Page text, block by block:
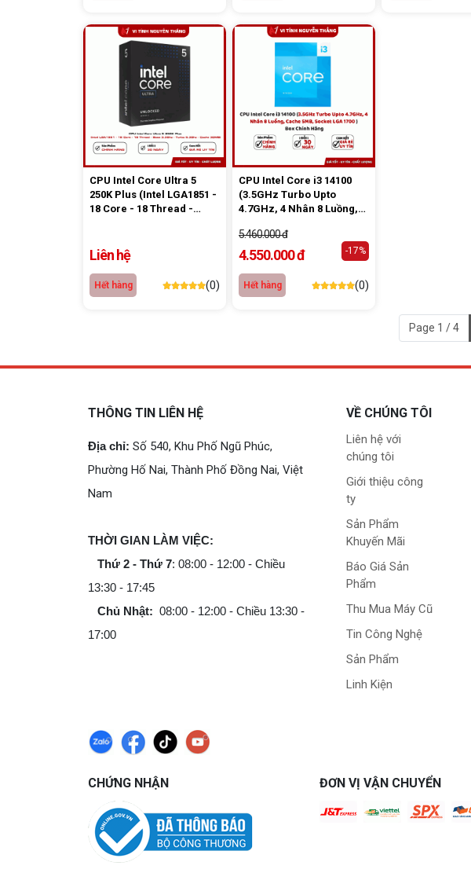
CPU Intel Core Ultra 5
250K Plus (Intel LGA1851 -
18 Core - 18 Thread -
Liên hệ
Hết hàng (0)
CPU Intel Core i3 14100
(3.5GHz Turbo Upto
4.7GHz, 4 Nhân 8 Luồng,
1700 ) Box Chính Hãng
5.460.000 đ
4.550.000 đ -17%
Hết hàng (0)
Page 1 / 4
THÔNG TIN LIÊN HỆ
Địa chỉ: Số 540, Khu Phố Ngũ Phúc,
Phường Hố Nai, Thành Phố Đồng Nai, Việt
Nam
THỜI GIAN LÀM VIỆC:
Thứ 2 - Thứ 7: 08:00 - 12:00 - Chiều
13:30 - 17:45
Chủ Nhật: 08:00 - 12:00 - Chiều 13:30 -
17:00
VỀ CHÚNG TÔI
Liên hệ với
chúng tôi
Giới thiệu công
ty
Sản Phẩm
Khuyến Mãi
Báo Giá Sản
Phẩm
Thu Mua Máy Cũ
Tin Công Nghệ
Sản Phẩm
Linh Kiện
CHỨNG NHẬN ĐƠN VỊ VẬN CHUYỂN